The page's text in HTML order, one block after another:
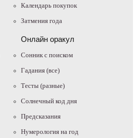
Календарь покупок
Затмения года
Онлайн оракул
Cонник с поиском
Гадания (все)
Тесты (разные)
Солнечный код дня
Предсказания
Нумерология на год